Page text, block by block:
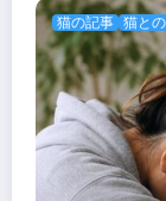
猫の記事 猫と